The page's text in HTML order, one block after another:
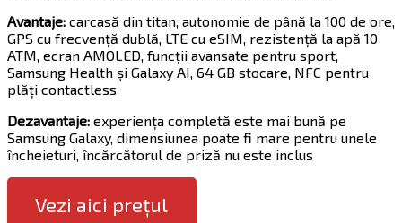
Avantaje: carcasă din titan, autonomie de până la 100 de ore,
GPS cu frecvență dublă, LTE cu eSIM, rezistență la apă 10
ATM, ecran AMOLED, funcții avansate pentru sport,
Samsung Health și Galaxy AI, 64 GB stocare, NFC pentru
plăți contactless
Dezavantaje: experiența completă este mai bună pe
Samsung Galaxy, dimensiunea poate fi mare pentru unele
încheieturi, încărcătorul de priză nu este inclus
Vezi aici prețul